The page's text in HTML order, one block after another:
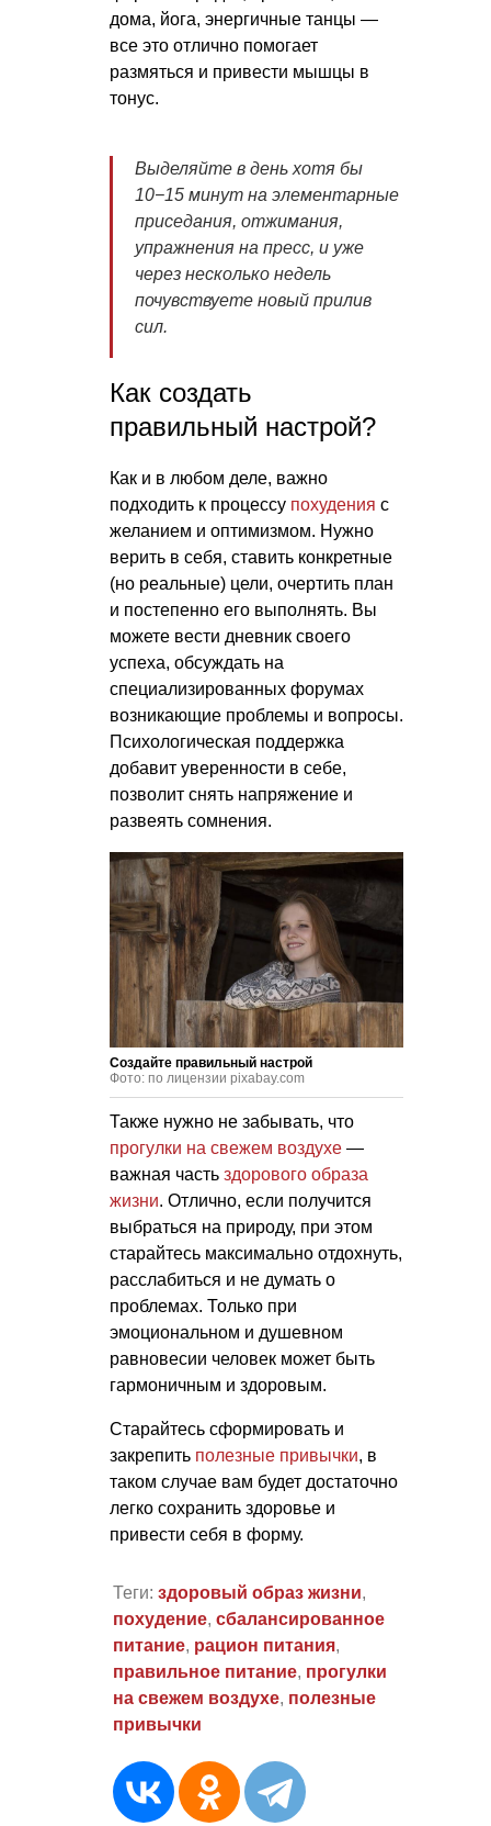
дома, йога, энергичные танцы —
все это отлично помогает
размяться и привести мышцы в
тонус.
Выделяйте в день хотя бы
10−15 минут на элементарные
приседания, отжимания,
упражнения на пресс, и уже
через несколько недель
почувствуете новый прилив
сил.
Как создать
правильный настрой?
Как и в любом деле, важно
подходить к процессу похудения с
желанием и оптимизмом. Нужно
верить в себя, ставить конкретные
(но реальные) цели, очертить план
и постепенно его выполнять. Вы
можете вести дневник своего
успеха, обсуждать на
специализированных форумах
возникающие проблемы и вопросы.
Психологическая поддержка
добавит уверенности в себе,
позволит снять напряжение и
развеять сомнения.
Создайте правильный настрой
Фото: по лицензии pixabay.com
Также нужно не забывать, что
прогулки на свежем воздухе —
важная часть здорового образа
жизни. Отлично, если получится
выбраться на природу, при этом
старайтесь максимально отдохнуть,
расслабиться и не думать о
проблемах. Только при
эмоциональном и душевном
равновесии человек может быть
гармоничным и здоровым.
Старайтесь сформировать и
закрепить полезные привычки, в
таком случае вам будет достаточно
легко сохранить здоровье и
привести себя в форму.
Теги: здоровый образ жизни,
похудение, сбалансированное
питание, рацион питания,
правильное питание, прогулки
на свежем воздухе, полезные
привычки